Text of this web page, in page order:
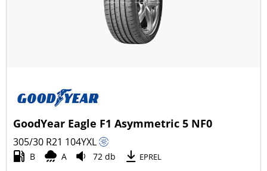
GoodYear Eagle F1 Asymmetric 5 NF0
305/30 R21 104YXL
B A 72 db EPREL